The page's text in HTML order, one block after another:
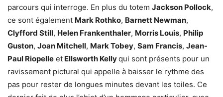
parcours qui interroge. En plus du totem Jackson Pollock,
ce sont également Mark Rothko, Barnett Newman,
Clyfford Still, Helen Frankenthaler, Morris Louis, Philip
Guston, Joan Mitchell, Mark Tobey, Sam Francis, Jean-
Paul Riopelle et Ellsworth Kellyqui sont présents pour un
ravissement pictural qui appelle à baisser le rythme des
pas pour rester de longues minutes devant les toiles. Ce